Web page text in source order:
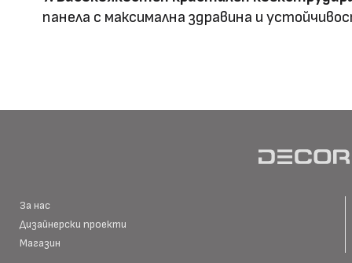
HD Принтирани
Материал \\
Повърхностна
панела с максимална здравина и
За нас
Дизайнерски проекти
Магазин